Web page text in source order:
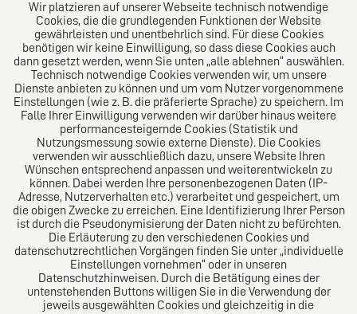
Über uns
Das Kanzlei-Vertrauensnetzwerk. Aus Europa für die
Welt. Für den erfolgreichen Mittelstand.
Folgen Sie uns auf
Das europäische Kanzlei-Netzwerk
Wir platzieren auf unserer Webseite technisch notwendige
Cookies, die die grundlegenden Funktionen der Website
gewährleisten und unentbehrlich sind. Für diese Cookies
benötigen wir keine Einwilligung, so dass diese Cookies auch
dann gesetzt werden, wenn Sie unten „alle ablehnen“ auswählen.
Technisch notwendige Cookies verwenden wir, um unsere
Dienste anbieten zu können und um vom Nutzer vorgenommene
Einstellungen (wie z. B. die präferierte Sprache) zu speichern. Im
Falle Ihrer Einwilligung verwenden wir darüber hinaus weitere
performancesteigernde Cookies (Statistik und
Nutzungsmessung sowie externe Dienste). Die Cookies
verwenden wir ausschließlich dazu, unsere Website Ihren
Wünschen entsprechend anpassen und weiterentwickeln zu
können. Dabei werden Ihre personenbezogenen Daten (IP-
Adresse, Nutzerverhalten etc.) verarbeitet und gespeichert, um
die obigen Zwecke zu erreichen. Eine Identifizierung Ihrer Person
ist durch die Pseudonymisierung der Daten nicht zu befürchten.
Die Erläuterung zu den verschiedenen Cookies und
datenschutzrechtlichen Vorgängen finden Sie unter „individuelle
Einstellungen vornehmen“ oder in unseren
Datenschutzhinweisen. Durch die Betätigung eines der
untenstehenden Buttons willigen Sie in die Verwendung der
jeweils ausgewählten Cookies und gleichzeitig in die